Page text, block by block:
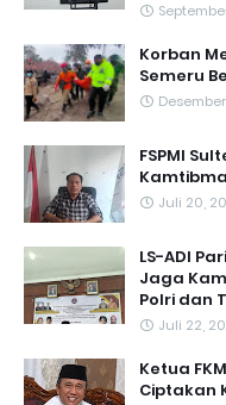
Korban
Semeru
FSPMI
Juli 20,
LS-ADI
Jaga
Polri dan
Juli 22,
Ketua
Ciptakan